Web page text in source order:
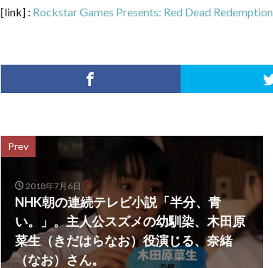
[link] : Rockstar Games Presents: Red Dead Redemption
Prev
2018年7月6日
NHK朝の連続テレビ小説「半分、青
い。」。主人公スズメの幼馴染、木田原
菜生（きだはらなお）役演じる、奈緒
（なお）さん。